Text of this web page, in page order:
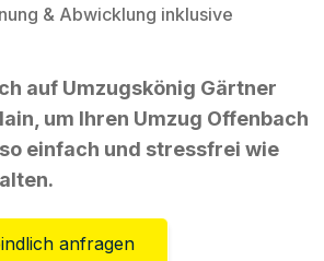
& Abwicklung inklusive
auf Umzugskönig Gärtner
um Ihren Umzug Offenbach
einfach und stressfrei wie
anfragen